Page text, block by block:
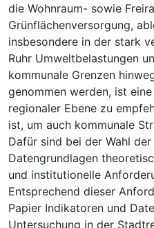
die Wohnraum- sowie
Grünflächenversorgung,
insbesondere in der stark
Ruhr Umweltbelastungen
kommunale Grenzen
genommen werden, ist
regionaler Ebene zu
ist, um auch kommunale
Dafür sind bei der Wahl
Datengrundlagen
und institutionelle
Entsprechend dieser
Papier Indikatoren und
Untersuchung in der